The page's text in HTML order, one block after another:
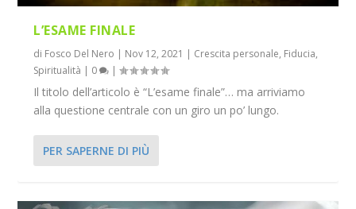
L’ESAME FINALE
di Fosco Del Nero | Nov 12, 2021 | Crescita personale, Fiducia,
Spiritualità | 0 |
Il titolo dell’articolo è “L’esame finale”… ma arriviamo
alla questione centrale con un giro un po’ lungo.
PER SAPERNE DI PIÙ